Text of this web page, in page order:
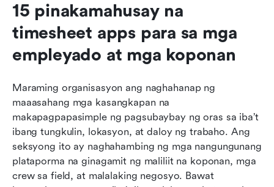
15 pinakamahusay na
timesheet apps para sa mga
empleyado at mga koponan
Maraming organisasyon ang naghahanap ng
maaasahang mga kasangkapan na
makapagpapasimple ng pagsubaybay ng oras sa iba’t
ibang tungkulin, lokasyon, at daloy ng trabaho. Ang
seksyong ito ay naghahambing ng mga nangungunang
plataporma na ginagamit ng maliliit na koponan, mga
crew sa field, at malalaking negosyo. Bawat